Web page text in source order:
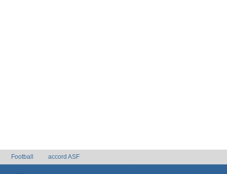
Football accord ASF